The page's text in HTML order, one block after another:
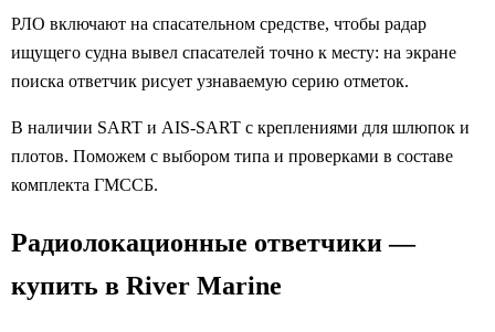
РЛО включают на спасательном средстве, чтобы радар
ищущего судна вывел спасателей точно к месту: на экране
поиска ответчик рисует узнаваемую серию отметок.
В наличии SART и AIS-SART с креплениями для шлюпок и
плотов. Поможем с выбором типа и проверками в составе
комплекта ГМССБ.
Радиолокационные ответчики —
купить в River Marine